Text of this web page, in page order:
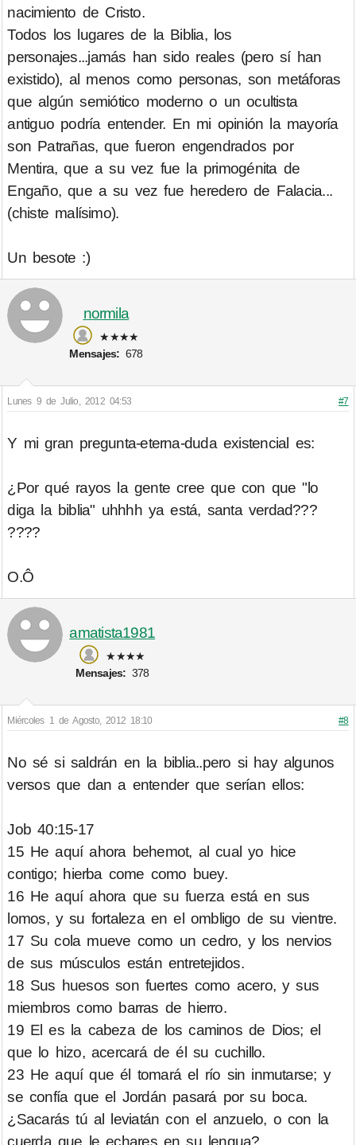
nacimiento de Cristo.
Todos los lugares de la Biblia, los
personajes...jamás han sido reales (pero sí han
existido), al menos como personas, son metáforas
que algún semiótico moderno o un ocultista
antiguo podría entender. En mi opinión la mayoría
son Patrañas, que fueron engendrados por
Mentira, que a su vez fue la primogénita de
Engaño, que a su vez fue heredero de Falacia...
(chiste malísimo).
Un besote :)
normila
★★★★
Mensajes: 678
Lunes 9 de Julio, 2012 04:53 #7
Y mi gran pregunta-eterna-duda existencial es:
¿Por qué rayos la gente cree que con que "lo
diga la biblia" uhhhh ya está, santa verdad???
????
O.Ô
amatista1981
★★★★
Mensajes: 378
Miércoles 1 de Agosto, 2012 18:10 #8
No sé si saldrán en la biblia..pero si hay algunos
versos que dan a entender que serían ellos:
Job 40:15-17
15 He aquí ahora behemot, al cual yo hice
contigo; hierba come como buey.
16 He aquí ahora que su fuerza está en sus
lomos, y su fortaleza en el ombligo de su vientre.
17 Su cola mueve como un cedro, y los nervios
de sus músculos están entretejidos.
18 Sus huesos son fuertes como acero, y sus
miembros como barras de hierro.
19 El es la cabeza de los caminos de Dios; el
que lo hizo, acercará de él su cuchillo.
23 He aquí que él tomará el río sin inmutarse; y
se confía que el Jordán pasará por su boca.
¿Sacarás tú al leviatán con el anzuelo, o con la
cuerda que le echares en su lengua?